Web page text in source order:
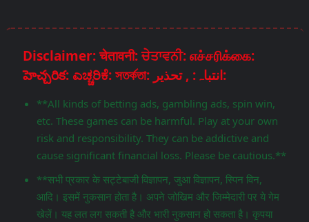
Disclaimer: चेतावनी: ਚੇਤਾਵਨੀ: எச்சரிக்கை:
హెచ్చరిక: ಎಚ್ಚರಿಕೆ: সতর্কতা: انتباہ: , تحذير:
**All kinds of betting ads, gambling ads, spin win,
etc. These games can be harmful. Play at your own
risk and responsibility. They can be addictive and
cause significant financial loss. Please be cautious.**
**सभी प्रकार के सट्टेबाजी विज्ञापन, जुआ विज्ञापन, स्पिन विन,
आदि। इसमें नुकसान होता है। अपने जोखिम और जिम्मेदारी पर ये गेम
खेलें। यह लत लग सकती है और भारी नुकसान हो सकता है। कृपया